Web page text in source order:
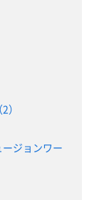
）
ジョンワー